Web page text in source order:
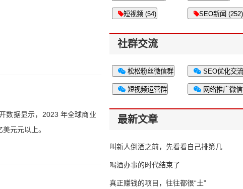
数据显示，2023 年全球商业
元元以上。
短视频 (54) SEO新闻 (252)
社群交流
松松粉丝微信群 SEO优化交
短视频运营群 网络推广微
最新文章
叫新人倒酒之前，先看看自己排第几
喝酒办事的时代结束了
真正赚钱的项目，往往都很“土”